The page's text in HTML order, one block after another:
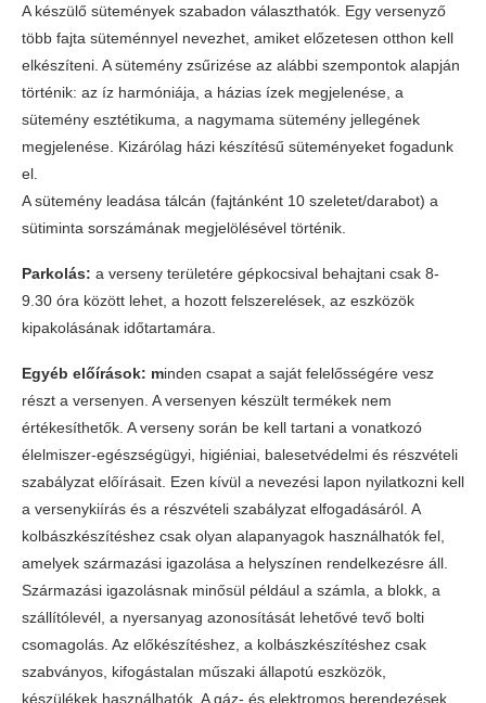
A készülő sütemények szabadon választhatók. Egy versenyző
több fajta süteménnyel nevezhet, amiket előzetesen otthon kell
elkészíteni. A sütemény zsűrizése az alábbi szempontok alapján
történik: az íz harmóniája, a házias ízek megjelenése, a
sütemény esztétikuma, a nagymama sütemény jellegének
megjelenése. Kizárólag házi készítésű süteményeket fogadunk
el.
A sütemény leadása tálcán (fajtánként 10 szeletet/darabot) a
sütiminta sorszámának megjelölésével történik.
Parkolás: a verseny területére gépkocsival behajtani csak 8-
9.30 óra között lehet, a hozott felszerelések, az eszközök
kipakolásának időtartamára.
Egyéb előírások: minden csapat a saját felelősségére vesz
részt a versenyen. A versenyen készült termékek nem
értékesíthetők. A verseny során be kell tartani a vonatkozó
élelmiszer-egészségügyi, higiéniai, balesetvédelmi és részvételi
szabályzat előírásait. Ezen kívül a nevezési lapon nyilatkozni kell
a versenykiírás és a részvételi szabályzat elfogadásáról. A
kolbászkészítéshez csak olyan alapanyagok használhatók fel,
amelyek származási igazolása a helyszínen rendelkezésre áll.
Származási igazolásnak minősül például a számla, a blokk, a
szállítólevél, a nyersanyag azonosítását lehetővé tevő bolti
csomagolás. Az előkészítéshez, a kolbászkészítéshez csak
szabványos, kifogástalan műszaki állapotú eszközök,
készülékek használhatók. A gáz- és elektromos berendezések